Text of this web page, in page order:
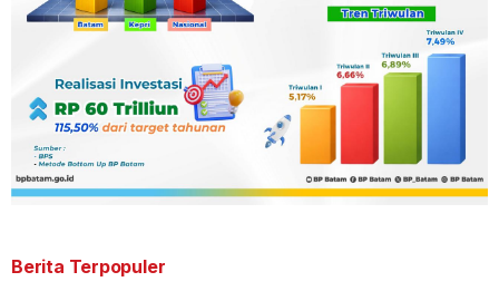
Berita Terpopuler